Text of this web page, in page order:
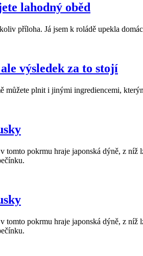
lahodný oběd
příloha. Já jsem k roládě upekla
výsledek za to stojí
plnit i jinými ingrediencemi,
pokrmu hraje japonská dýně, z
pokrmu hraje japonská dýně, z